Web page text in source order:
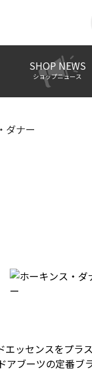
SHOP NEWS
ショップニュース
ダナー
ッセンスをプラ
ブーツの定番